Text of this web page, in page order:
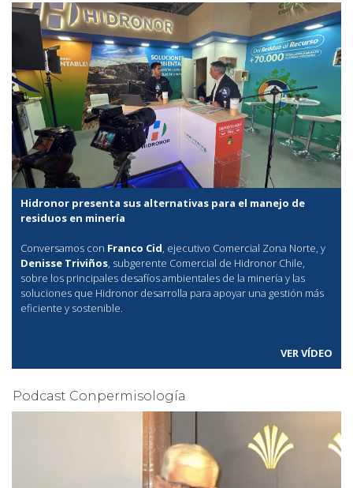
Hidronor presenta sus alternativas para el manejo de
residuos en minería
Conversamos con Franco Cid, ejecutivo Comercial Zona Norte, y
Denisse Triviños, subgerente Comercial de Hidronor Chile,
sobre los principales desafíos ambientales de la minería y las
soluciones que Hidronor desarrolla para apoyar una gestión más
eficiente y sostenible.
VER VÍDEO
Podcast Conpermisología